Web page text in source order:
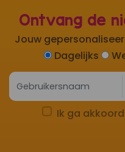
Ontvang de
Jouw
Dagelijks
Ik ga